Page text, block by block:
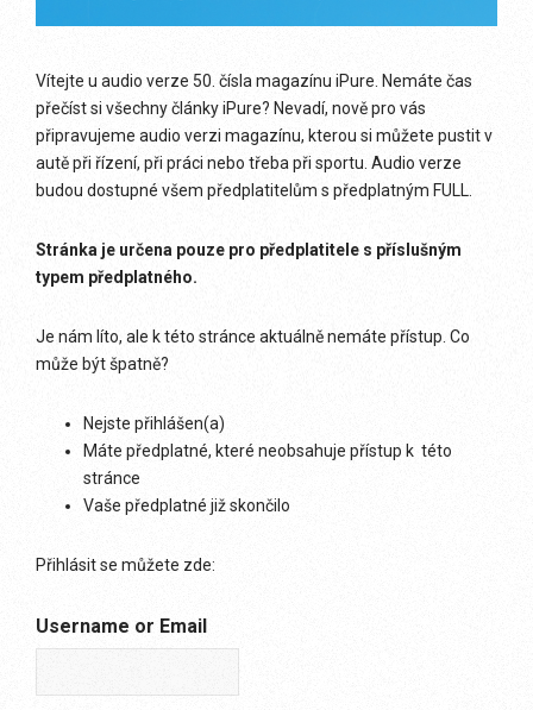
Vítejte u audio verze 50. čísla magazínu iPure. Nemáte čas
přečíst si všechny články iPure? Nevadí, nově pro vás
připravujeme audio verzi magazínu, kterou si můžete pustit v
autě při řízení, při práci nebo třeba při sportu. Audio verze
budou dostupné všem předplatitelům s předplatným FULL.
Stránka je určena pouze pro předplatitele s příslušným
typem předplatného.
Je nám líto, ale k této stránce aktuálně nemáte přístup. Co
může být špatně?
Nejste přihlášen(a)
Máte předplatné, které neobsahuje přístup k této
stránce
Vaše předplatné již skončilo
Přihlásit se můžete zde:
Username or Email